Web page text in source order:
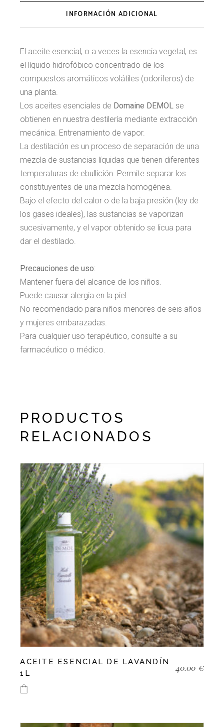
INFORMACIÓN ADICIONAL
El aceite esencial, o a veces la esencia vegetal, es
el líquido hidrofóbico concentrado de los
compuestos aromáticos volátiles (odoríferos) de
una planta.
Los aceites esenciales de Domaine DEMOL se
obtienen en nuestra destilería mediante extracción
mecánica. Entrenamiento de vapor.
La destilación es un proceso de separación de una
mezcla de sustancias líquidas que tienen diferentes
temperaturas de ebullición. Permite separar los
constituyentes de una mezcla homogénea.
Bajo el efecto del calor o de la baja presión (ley de
los gases ideales), las sustancias se vaporizan
sucesivamente, y el vapor obtenido se licua para
dar el destilado.
Precauciones de uso:
Mantener fuera del alcance de los niños.
Puede causar alergia en la piel.
No recomendado para niños menores de seis años
y mujeres embarazadas.
Para cualquier uso terapéutico, consulte a su
farmacéutico o médico.
PRODUCTOS
RELACIONADOS
ACEITE ESENCIAL DE LAVANDÍN
1L
40.00 €